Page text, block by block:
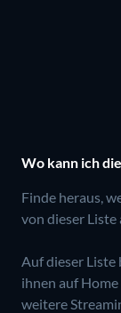
Wo kann ich
Finde heraus,
von dieser Liste
Auf dieser Liste
ihnen auf
weitere